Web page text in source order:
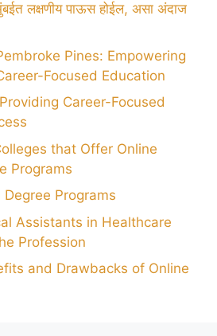
लक्षणीय पाऊस होईल, असा अंदाज
Pines: Empowering
Focused Education
Career-Focused
that Offer Online
Programs
Programs
Assistants in Healthcare
Profession
and Drawbacks of Online